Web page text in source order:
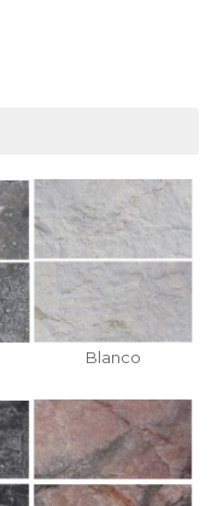
Blanco